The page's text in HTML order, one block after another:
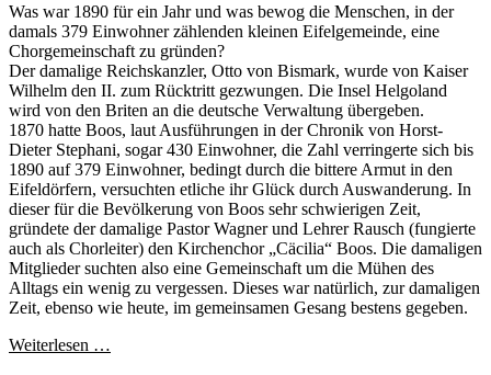
Was war 1890 für ein Jahr und was bewog die Menschen, in der
damals 379 Einwohner zählenden kleinen Eifelgemeinde, eine
Chorgemeinschaft zu gründen?
Der damalige Reichskanzler, Otto von Bismark, wurde von Kaiser
Wilhelm den II. zum Rücktritt gezwungen. Die Insel Helgoland
wird von den Briten an die deutsche Verwaltung übergeben.
1870 hatte Boos, laut Ausführungen in der Chronik von Horst-
Dieter Stephani, sogar 430 Einwohner, die Zahl verringerte sich bis
1890 auf 379 Einwohner, bedingt durch die bittere Armut in den
Eifeldörfern, versuchten etliche ihr Glück durch Auswanderung. In
dieser für die Bevölkerung von Boos sehr schwierigen Zeit,
gründete der damalige Pastor Wagner und Lehrer Rausch (fungierte
auch als Chorleiter) den Kirchenchor „Cäcilia“ Boos. Die damaligen
Mitglieder suchten also eine Gemeinschaft um die Mühen des
Alltags ein wenig zu vergessen. Dieses war natürlich, zur damaligen
Zeit, ebenso wie heute, im gemeinsamen Gesang bestens gegeben.
Weiterlesen …